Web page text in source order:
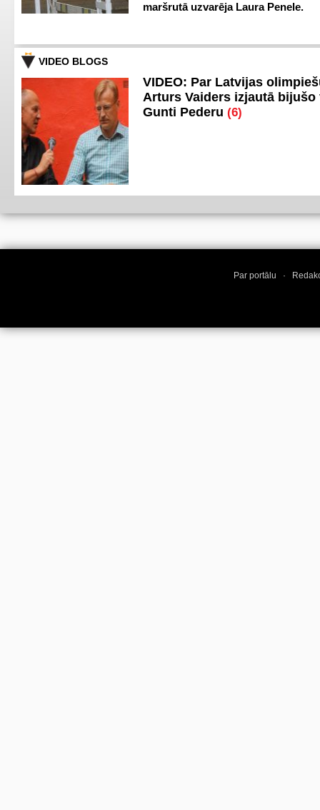
maršrutā uzvarēja Laura Penele.
VIDEO BLOGS
VIDEO: Par Latvijas
Arturs Vaiders izjautā bijušo
Gunti Pederu (6)
Par portālu ·